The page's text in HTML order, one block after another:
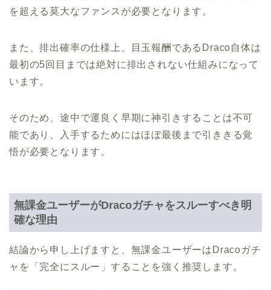
を超える莫大なファンスが必要となります。
また、排出確率の仕様上、目玉報酬であるDraco自体は
最初の5回目までは絶対に排出されない仕組みになって
います。
そのため、途中で運良く早期に神引きすることは不可
能であり、入手するためにはほぼ最後まで引ききる覚
悟が必要となります。
無課金ユーザーがDracoガチャをスルーすべき明
確な理由
結論から申し上げますと、無課金ユーザーはDracoガチ
ャを「完全にスルー」することを強く推奨します。